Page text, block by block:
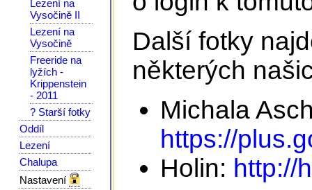
Lezení na
Vysočině II
Lezení na
Vysočině
Freeride na
lyžích -
Krippenstein
- 2011
? Starší fotky
Oddíl
Lezení
Chalupa
Nastavení
Další fotky
některých
Michala
https://
Holin: http://